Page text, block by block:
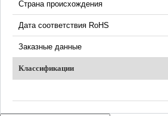
Страна происхождения
Дата соответствия RoHS
Заказные данные
Классификации